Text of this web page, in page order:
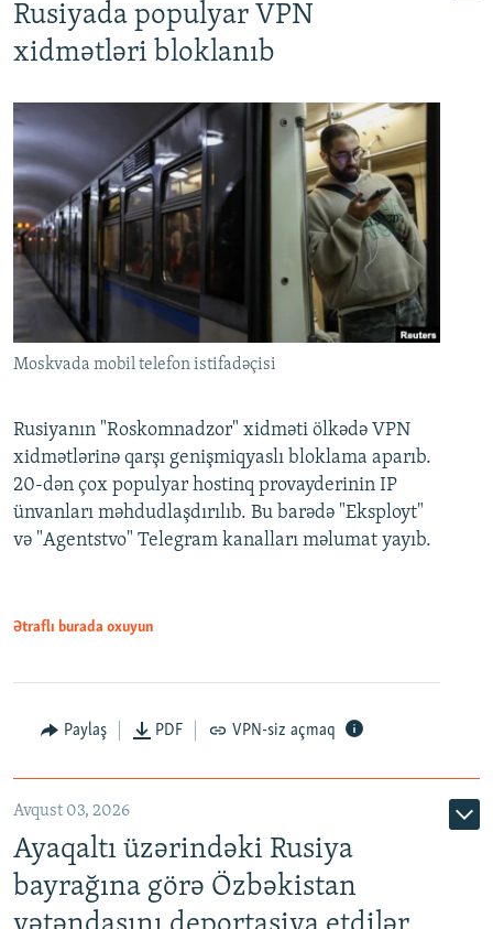
Rusiyada populyar VPN
xidmətləri bloklanıb
Moskvada mobil telefon istifadəçisi
Rusiyanın "Roskomnadzor" xidməti ölkədə VPN
xidmətlərinə qarşı genişmiqyaslı bloklama aparıb.
20-dən çox populyar hostinq provayderinin IP
ünvanları məhdudlaşdırılıb. Bu barədə "Eksployt"
və "Agentstvo" Telegram kanalları məlumat yayıb.
Ətraflı burada oxuyun
Paylaş PDF VPN-siz açmaq
Avqust 03, 2026
Ayaqaltı üzərindəki Rusiya
bayrağına görə Özbəkistan